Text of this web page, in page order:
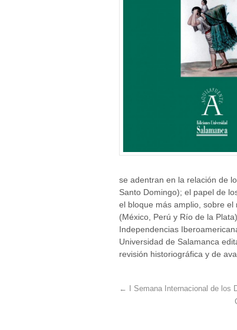
se adentran en la relación de
Santo Domingo); el papel de
el bloque más amplio, sobre
(México, Perú y Río de la
Independencias
Universidad de Salamanca
revisión historiográfica y de
←
I Semana Internacional de los